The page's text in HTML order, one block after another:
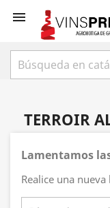

TERROIR
Lamentamos
Realice una